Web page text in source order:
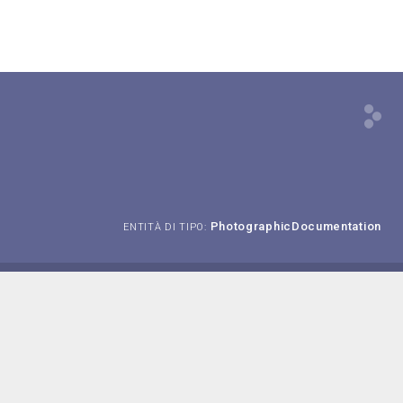
ENTITÀ DI TIPO: PhotographicDocumentation